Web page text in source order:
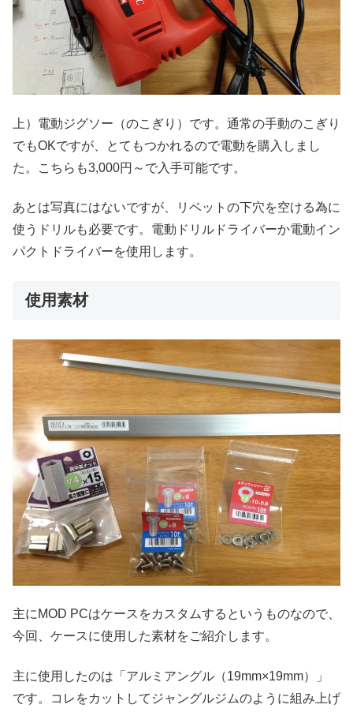
上）電動ジグソー（のこぎり）です。通常の手動のこぎり
でもOKですが、とてもつかれるので電動を購入しまし
た。こちらも3,000円～で入手可能です。
あとは写真にはないですが、リベットの下穴を空ける為に
使うドリルも必要です。電動ドリルドライバーか電動イン
パクトドライバーを使用します。
使用素材
主にMOD PCはケースをカスタムするというものなので、
今回、ケースに使用した素材をご紹介します。
主に使用したのは「アルミアングル（19mm×19mm）」
です。コレをカットしてジャングルジムのように組み上げ